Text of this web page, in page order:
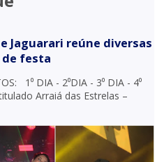
Jaguarari reúne diversas
festa
1⁰ DIA - 2⁰DIA - 3⁰ DIA - 4⁰
Arraiá das Estrelas –